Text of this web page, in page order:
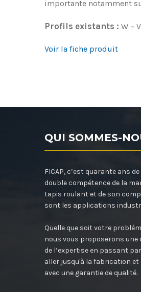
importante notamment
Profils existants : W –
Voir la fiche produit
QUI SOMMES-
FICAP, c’est quarante ans
double compétence de la
tapis roulant et de son
sont les applications
Quelle que soit votre
nous vous proposerons une
de l’expertise en passant
aller jusqu'à la fabrication et
avec une garantie de qualité.